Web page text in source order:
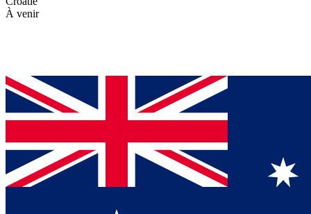
À venir